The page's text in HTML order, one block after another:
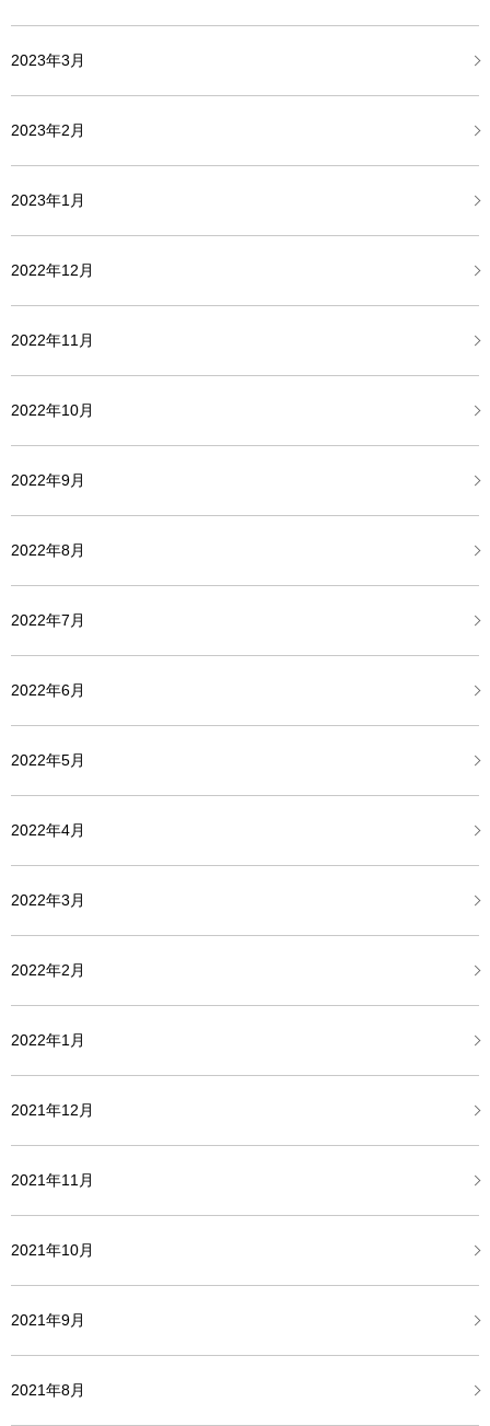
2023年3月
2023年2月
2023年1月
2022年12月
2022年11月
2022年10月
2022年9月
2022年8月
2022年7月
2022年6月
2022年5月
2022年4月
2022年3月
2022年2月
2022年1月
2021年12月
2021年11月
2021年10月
2021年9月
2021年8月